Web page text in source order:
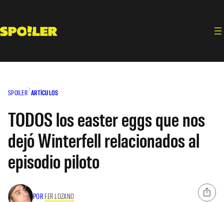
contenido
SPOILER ARTÍCULOS
TODOS los easter eggs que nos
dejó Winterfell relacionados al
episodio piloto
POR FER LOZANO